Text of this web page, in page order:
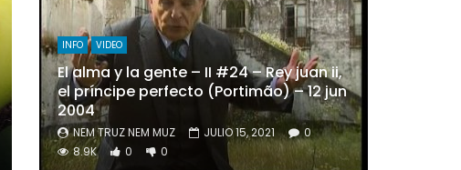
INFO VIDEO
El alma y la gente – II #24 – Rey juan ii,
el príncipe perfecto (Portimão) – 12 jun
2004
NEM TRUZ NEM MUZ JULIO 15, 2021
0
8.9K
0 0